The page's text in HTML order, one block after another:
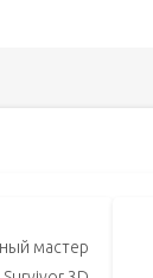
мастер